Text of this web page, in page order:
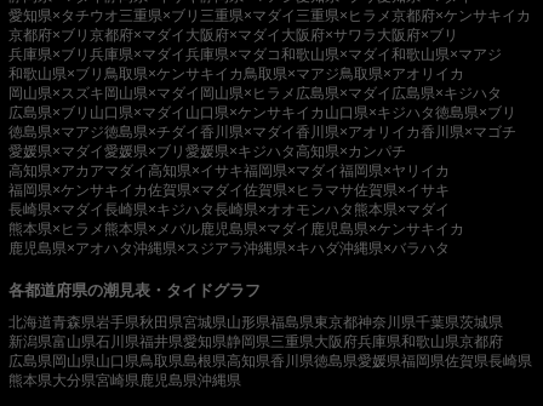
愛知県×タチウオ三重県×ブリ 三重県×マダイ 三重県×ヒラメ京都府×ケンサキイカ
京都府×ブリ 京都府×マダイ 大阪府×マダイ 大阪府×サワラ 大阪府×ブリ
兵庫県×ブリ 兵庫県×マダイ兵庫県×マダコ和歌山県×マダイ和歌山県×マアジ
和歌山県×ブリ 鳥取県×ケンサキイカ 鳥取県×マアジ鳥取県×アオリイカ
岡山県×スズキ岡山県×マダイ 岡山県×ヒラメ 広島県×マダイ 広島県×キジハタ
広島県×ブリ 山口県×マダイ 山口県×ケンサキイカ 山口県×キジハタ徳島県×ブリ
徳島県×マアジ徳島県×チダイ香川県×マダイ香川県×アオリイカ香川県×マゴチ
愛媛県×マダイ愛媛県×ブリ 愛媛県×キジハタ高知県×カンパチ
高知県×アカアマダイ高知県×イサキ福岡県×マダイ福岡県×ヤリイカ
福岡県×ケンサキイカ佐賀県×マダイ佐賀県×ヒラマサ佐賀県×イサキ
長崎県×マダイ長崎県×キジハタ長崎県×オオモンハタ 熊本県×マダイ
熊本県×ヒラメ 熊本県×メバル鹿児島県×マダイ 鹿児島県×ケンサキイカ
鹿児島県×アオハタ沖縄県×スジアラ沖縄県×キハダ沖縄県×バラハタ
各都道府県の潮見表・タイドグラフ
北海道青森県岩手県秋田県宮城県山形県福島県東京都神奈川県千葉県茨城県
新潟県富山県石川県福井県愛知県静岡県三重県大阪府兵庫県和歌山県京都府
広島県岡山県山口県鳥取県島根県高知県香川県徳島県愛媛県福岡県佐賀県長崎県
熊本県大分県宮崎県 鹿児島県沖縄県